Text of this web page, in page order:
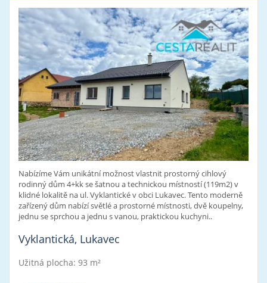
Nabízíme Vám unikátní možnost vlastnit prostorný cihlový
rodinný dům 4+kk se šatnou a technickou místností (119m2) v
klidné lokalitě na ul. Vyklantické v obci Lukavec. Tento moderně
zařízený dům nabízí světlé a prostorné místnosti, dvě koupelny,
jednu se sprchou a jednu s vanou, praktickou kuchyni..
Vyklantická, Lukavec
Užitná plocha: 93 m²